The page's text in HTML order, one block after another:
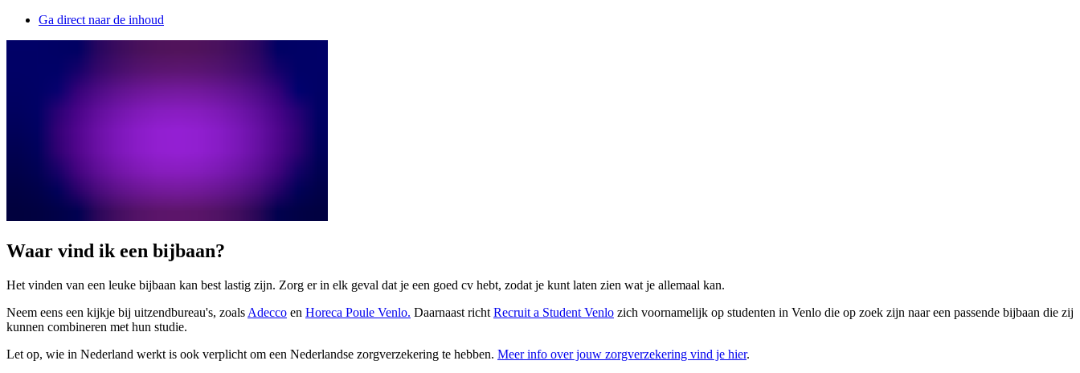
Ga direct naar de inhoud
Waar vind ik een bijbaan?
Het vinden van een leuke bijbaan kan best lastig zijn. Zorg er in elk geval dat je een goed cv hebt, zodat je kunt laten zien wat je allemaal kan.
Neem eens een kijkje bij uitzendbureau's, zoals Adecco en Horeca Poule Venlo. Daarnaast richt Recruit a Student Venlo zich voornamelijk op studenten in Venlo die op zoek zijn naar een passende bijbaan die zij
kunnen combineren met hun studie.
Let op, wie in Nederland werkt is ook verplicht om een Nederlandse zorgverzekering te hebben. Meer info over jouw zorgverzekering vind je hier.